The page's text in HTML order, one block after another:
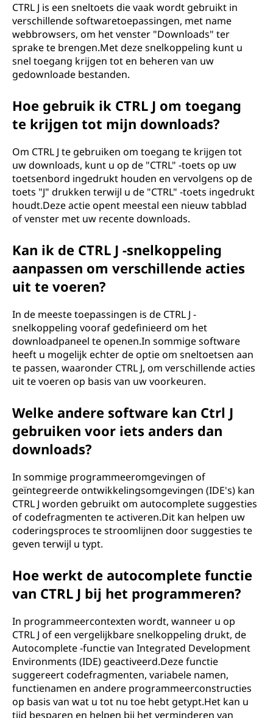
CTRL J is een sneltoets die vaak wordt gebruikt in
verschillende softwaretoepassingen, met name
webbrowsers, om het venster "Downloads" ter
sprake te brengen.Met deze snelkoppeling kunt u
snel toegang krijgen tot en beheren van uw
gedownloade bestanden.
Hoe gebruik ik CTRL J om toegang
te krijgen tot mijn downloads?
Om CTRL J te gebruiken om toegang te krijgen tot
uw downloads, kunt u op de "CTRL" -toets op uw
toetsenbord ingedrukt houden en vervolgens op de
toets "J" drukken terwijl u de "CTRL" -toets ingedrukt
houdt.Deze actie opent meestal een nieuw tabblad
of venster met uw recente downloads.
Kan ik de CTRL J -snelkoppeling
aanpassen om verschillende acties
uit te voeren?
In de meeste toepassingen is de CTRL J -
snelkoppeling vooraf gedefinieerd om het
downloadpaneel te openen.In sommige software
heeft u mogelijk echter de optie om sneltoetsen aan
te passen, waaronder CTRL J, om verschillende acties
uit te voeren op basis van uw voorkeuren.
Welke andere software kan Ctrl J
gebruiken voor iets anders dan
downloads?
In sommige programmeeromgevingen of
geïntegreerde ontwikkelingsomgevingen (IDE's) kan
CTRL J worden gebruikt om autocomplete suggesties
of codefragmenten te activeren.Dit kan helpen uw
coderingsproces te stroomlijnen door suggesties te
geven terwijl u typt.
Hoe werkt de autocomplete functie
van CTRL J bij het programmeren?
In programmeercontexten wordt, wanneer u op
CTRL J of een vergelijkbare snelkoppeling drukt, de
Autocomplete -functie van Integrated Development
Environments (IDE) geactiveerd.Deze functie
suggereert codefragmenten, variabele namen,
functienamen en andere programmeerconstructies
op basis van wat u tot nu toe hebt getypt.Het kan u
tijd besparen en helpen bij het verminderen van